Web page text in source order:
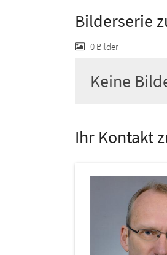
Bilderserie
0 Bilder
Keine
Ihr Kontakt